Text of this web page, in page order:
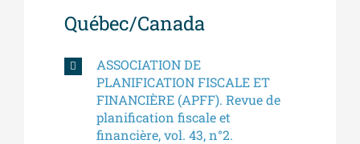
Québec/Canada
ASSOCIATION DE
PLANIFICATION FISCALE ET
FINANCIÈRE (APFF). Revue de
planification fiscale et
financière, vol. 43, n°2.